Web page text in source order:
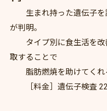
生まれ持った遺伝子を
が判明。
タイプ別に食生活を改
取することで
脂肪燃焼を助けてくれ
［料金］遺伝子検査